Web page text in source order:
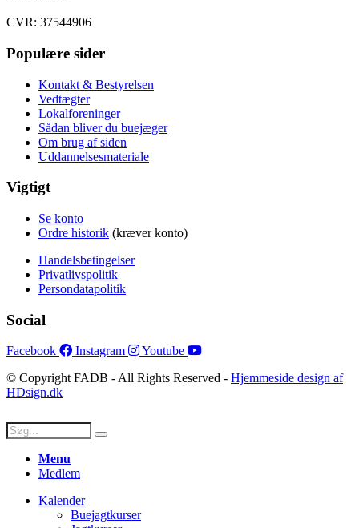
CVR: 37544906
Populære sider
Kontakt & Bestyrelsen
Vedtægter
Lokalforeninger
Sådan bliver du buejæger
Om brug af siden
Uddannelsesmateriale
Vigtigt
Se konto
Ordre historik (kræver konto)
Handelsbetingelser
Privatlivspolitik
Persondatapolitik
Social
Facebook Instagram
Youtube
© Copyright FADB - All Rights Reserved - Hjemmeside design af
HDsign.dk
Menu
Medlem
Kalender
Buejagtkurser